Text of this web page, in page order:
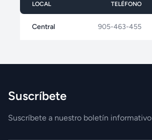
LOCAL TELÉFONO
Central 905-463-455
Suscríbete
Suscríbete a nuestro boletín informativo